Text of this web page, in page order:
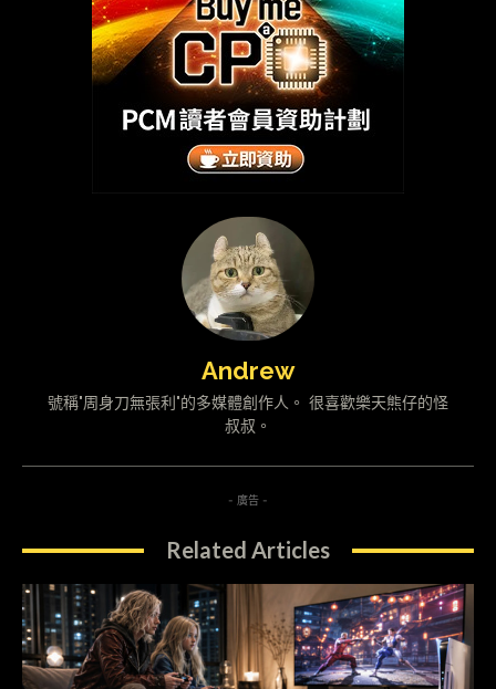
Andrew
號稱"周身刀無張利"的多媒體創作人。 很喜歡樂天熊仔的怪
叔叔。
- 廣告 -
Related Articles